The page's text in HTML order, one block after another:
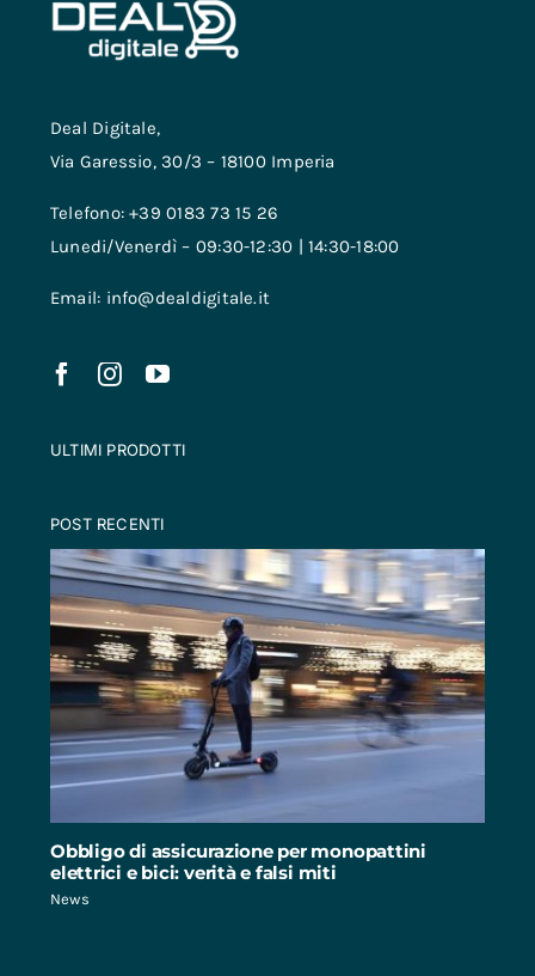
Deal Digitale,
Via Garessio, 30/3 – 18100 Imperia
Telefono: +39 0183 73 15 26
Lunedi/Venerdì – 09:30-12:30 | 14:30-18:00
Email: info@dealdigitale.it
ULTIMI PRODOTTI
POST RECENTI
Obbligo di assicurazione per monopattini
elettrici e bici: verità e falsi miti
News